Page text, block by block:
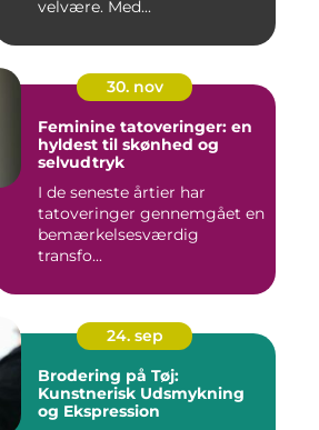
velvære. Med...
30. nov
Feminine tatoveringer: en
hyldest til skønhed og
selvudtryk
I de seneste årtier har
tatoveringer gennemgået en
bemærkelsesværdig
transfo...
24. sep
Brodering på Tøj:
Kunstnerisk Udsmykning
og Ekspression